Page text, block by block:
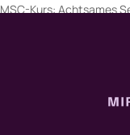
MSC-Kurs: Achtsames